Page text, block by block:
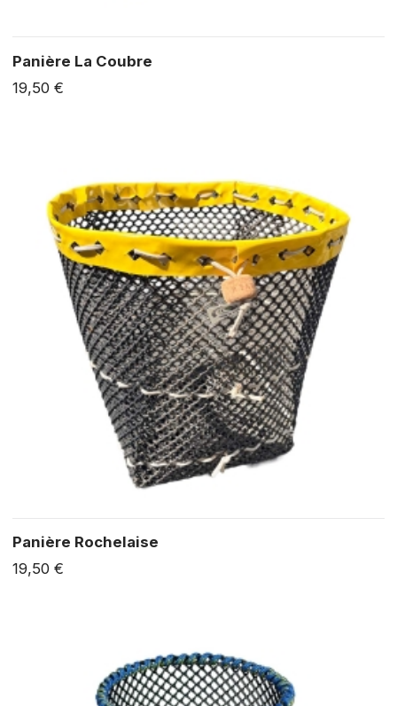
Panière La Coubre
19,50 €
Panière Rochelaise
19,50 €